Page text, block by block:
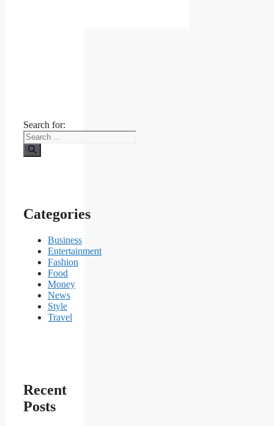
Search for:
Categories
Business
Entertainment
Fashion
Food
Money
News
Style
Travel
Recent
Posts